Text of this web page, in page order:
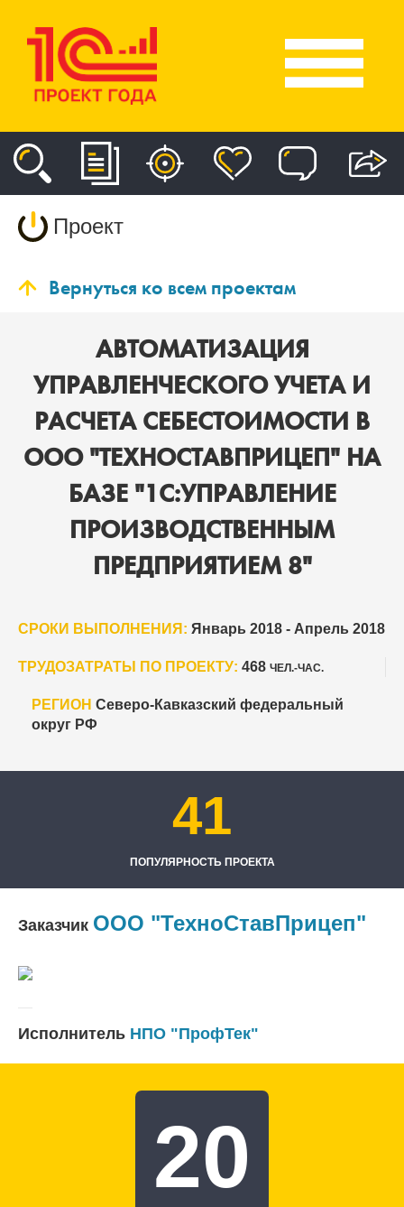
Проект
Вернуться ко всем проектам
АВТОМАТИЗАЦИЯ
УПРАВЛЕНЧЕСКОГО УЧЕТА И
РАСЧЕТА СЕБЕСТОИМОСТИ В
ООО "ТЕХНОСТАВПРИЦЕП" НА
БАЗЕ "1С:УПРАВЛЕНИЕ
ПРОИЗВОДСТВЕННЫМ
ПРЕДПРИЯТИЕМ 8"
СРОКИ ВЫПОЛНЕНИЯ: Январь 2018 - Апрель 2018
ТРУДОЗАТРАТЫ ПО ПРОЕКТУ: 468 ЧЕЛ.-ЧАС.
РЕГИОН Северо-Кавказский федеральный
округ РФ
41
ПОПУЛЯРНОСТЬ ПРОЕКТА
Заказчик ООО "ТехноСтавПрицеп"
Исполнитель НПО "ПрофТек"
20